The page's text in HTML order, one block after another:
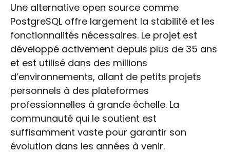
Une alternative open source comme
PostgreSQL offre largement la stabilité et les
fonctionnalités nécessaires. Le projet est
développé activement depuis plus de 35 ans
et est utilisé dans des millions
d’environnements, allant de petits projets
personnels à des plateformes
professionnelles à grande échelle. La
communauté qui le soutient est
suffisamment vaste pour garantir son
évolution dans les années à venir.